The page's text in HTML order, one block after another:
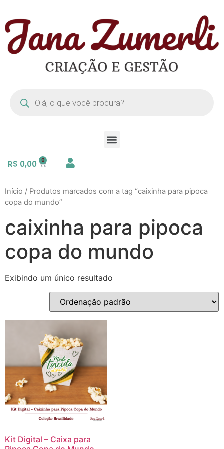
R$ 0,00
Início / Produtos marcados com a tag “caixinha para pipoca
copa do mundo”
caixinha para pipoca
copa do mundo
Exibindo um único resultado
Kit Digital – Caixa para